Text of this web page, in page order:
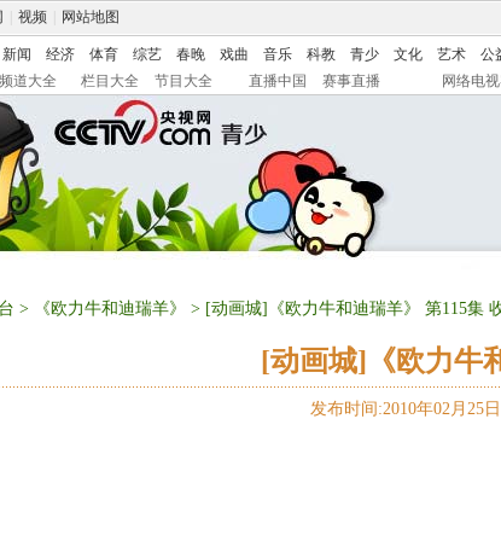
视频 网站地图
新闻 经济 体育 综艺 春晚 戏曲 音乐 科教 青少 文化 艺术 公
频道大全 栏目大全 节目大全 直播中国 赛事直播 网络电
> 《欧力牛和迪瑞羊》 > [动画城]《欧力牛和迪瑞羊》 第115集
[动画城]《欧力牛
发布时间:2010年02月25日